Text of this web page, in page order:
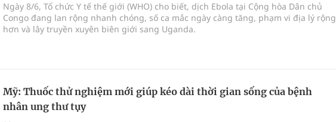
Ngày 8/6, Tổ chức Y tế thế giới (WHO) cho biết, dịch Ebola tại Cộng hòa Dân chủ
Congo đang lan rộng nhanh chóng, số ca mắc ngày càng tăng, phạm vi địa lý rộng
hơn và lây truyền xuyên biên giới sang Uganda.
Mỹ: Thuốc thử nghiệm mới giúp kéo dài thời gian sống của bệnh
nhân ung thư tụy